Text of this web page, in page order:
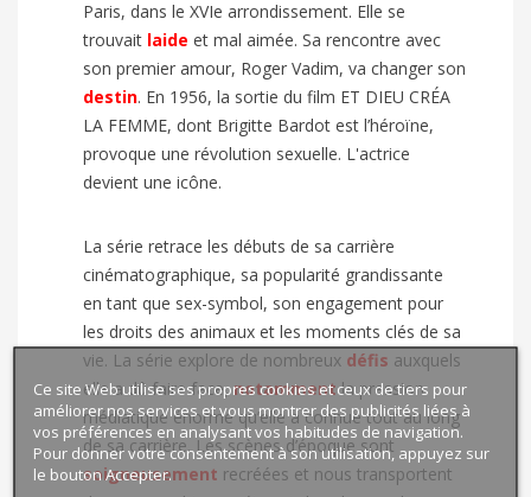
Paris, dans le XVIe arrondissement. Elle se
trouvait laide et mal aimée. Sa rencontre avec
son premier amour, Roger Vadim, va changer son
destin. En 1956, la sortie du film ET DIEU CRÉA
LA FEMME, dont Brigitte Bardot est l’héroïne,
provoque une révolution sexuelle. L'actrice
devient une icône.
La série retrace les débuts de sa carrière
cinématographique, sa popularité grandissante
en tant que sex-symbol, son engagement pour
les droits des animaux et les moments clés de sa
vie. La série explore de nombreux défis auxquels
elle a dû faire face,notammentla pression
médiatique énorme qu’elle a connue tout au long
de sa carrière. Les scènes d’époque sont
soigneusement recréées et nous transportent
Ce site Web utilise ses propres cookies et ceux de tiers pour
améliorer nos services et vous montrer des publicités liées à
vos préférences en analysant vos habitudes de navigation.
Pour donner votre consentement à son utilisation, appuyez sur
le bouton Accepter.